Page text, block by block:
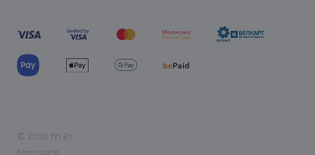
© 2026 FH.BY
Карта сайта